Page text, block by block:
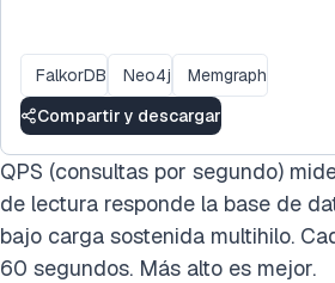
FalkorDB Neo4j
Memgraph
Compartir y descargar
QPS (consultas por segundo)
de lectura responde la base de
bajo carga sostenida multihilo.
60 segundos. Más alto es mejor.